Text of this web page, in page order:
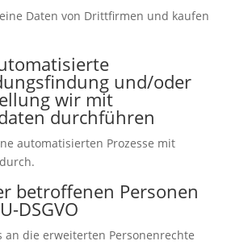
Daten von Drittfirmen und kaufen
und/oder
wir mit
durchführen
automatisierten Prozesse mit
betroffenen Personen
DSGVO
an die erweiterten Personenrechte